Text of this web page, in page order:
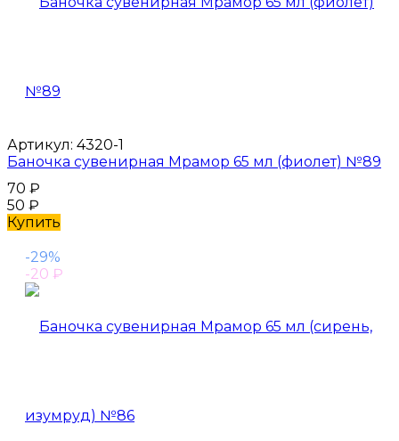
Артикул: 4320-1
Баночка сувенирная Мрамор 65 мл (фиолет) №89
70 ₽
50 ₽
Купить
-29%
-20 ₽